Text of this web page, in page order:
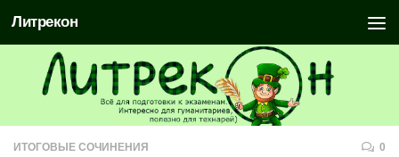
Литрекон
ИТОГОВЫЕ СОЧИНЕНИЯ 0